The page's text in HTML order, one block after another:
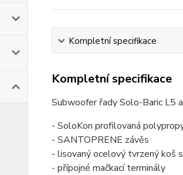
Kompletní specifikace
Kompletní specifikace
Subwoofer řady Solo-Baric L5
- SoloKon profilovaná
- SANTOPRENE závěs
- lisovaný ocelový tvrzený koš
- přípojné mačkací terminály